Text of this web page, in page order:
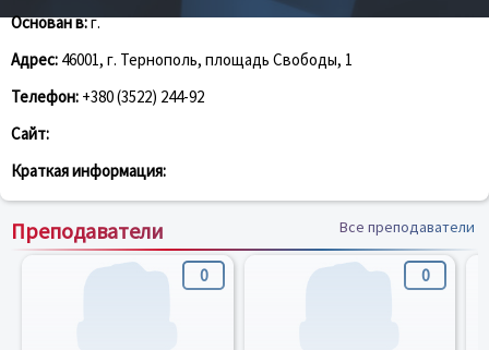
Основан в:г.
Адрес: 46001, г. Тернополь, площадь Свободы, 1
Телефон: +380 (3522) 244-92
Сайт:
Краткая информация:
Преподаватели Все преподаватели
0 0